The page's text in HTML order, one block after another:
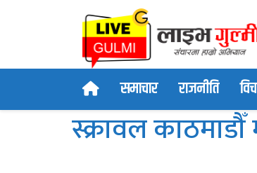
समाचार राजनीति
स्क्रावल